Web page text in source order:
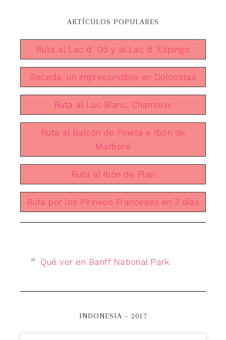
ARTÍCULOS POPULARES
Ruta al Lac d´Oô y al Lac d´Espingo
Seceda, un imprescindible en Dolomitas
Ruta al Lac Blanc, Chamonix
Ruta al Balcón de Pineta e Ibón de
Marboré
Ruta al Ibón de Plan
Ruta por los Pirineos Franceses en 3 días
Qué ver en Banff National Park
INDONESIA – 2017